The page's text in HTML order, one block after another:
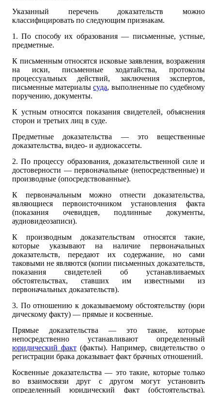
Указанный перечень доказательств можно
классифицировать по следующим признакам.
1. По способу их образования — письменные, устные,
предметные.
К письменным относятся исковые заявления, возражения
на иски, письменные ходатайства, протоколы
процессуальных действий, заключения экспертов,
письменные материалысуда, выполненные по судебному
поручению, документы.
К устным относятся показания свидетелей, объяснения
сторон и третьих лиц в суде.
Предметные доказательства — это вещественные
доказательства, видео- и аудиокассеты.
2. По процессу образования, доказательственной силе и
достоверности — первоначальные (непосредственные) и
производные (опосредствованные).
К первоначальным можно отнести доказательства,
являющиеся первоисточником установления факта
(показания очевидцев, подлинные документы,
аудиовидеозаписи).
К производным доказательствам относятся такие,
которые указывают на наличие первоначальных
доказательств, передают их содержание, но сами
таковыми не являются (копии письменных доказательств,
показания свидетелей об устанавливаемых
обстоятельствах, ставших им известными из
первоначальных доказательств).
3. По отношению к доказываемому обстоятельству (юри
дическому факту) — прямые и косвенные.
Прямые доказательства — это такие, которые
непосредственно устанавливают определенный
юридический факт (факты). Например, свидетельство о
регистрации брака доказывает факт брачных отношений.
Косвенные доказательства — это такие, которые только
во взаимосвязи друг с другом могут установить
определенный юридический факт (обстоятельства).